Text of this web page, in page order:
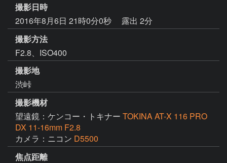
撮影日時
2016年8月6日 21時0分0秒
露出 2分
撮影方法
F2.8、ISO400
撮影地
渋峠
撮影機材
望遠鏡：ケンコー・トキナー TOKINA AT-X 116 PRO
DX 11-16mm F2.8
カメラ：ニコン D5500
焦点距離